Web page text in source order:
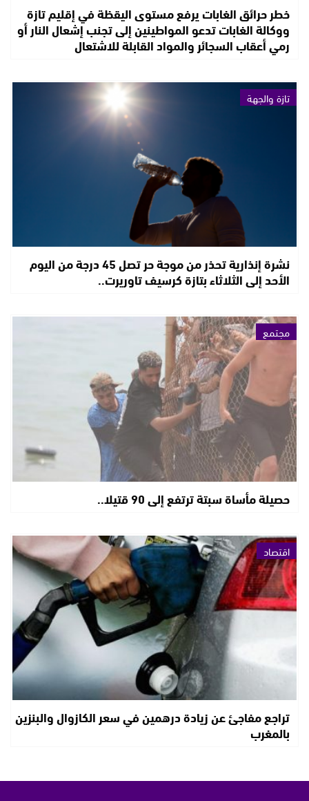
خطر حرائق الغابات يرفع مستوى اليقظة في إقليم تازة
ووكالة الغابات تدعو المواطينين إلى تجنب إشعال النار أو
رمي أعقاب السجائر والمواد القابلة للاشتعال
تازة والجهة
نشرة إنذارية تحذر من موجة حر تصل 45 درجة من اليوم
الأحد إلى الثلاثاء بتازة كرسيف تاوريرت..
مجتمع
حصيلة مأساة سبتة ترتفع إلى 90 قتيلا..
اقتصاد
تراجع مفاجئ عن زيادة درهمين في سعر الكازوال والبنزين
بالمغرب